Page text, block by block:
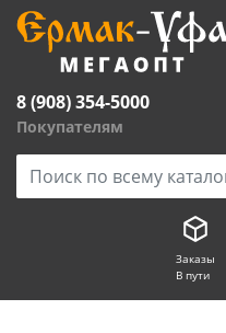
8 (908) 354-5000
Покупателям
Заказы
В пути